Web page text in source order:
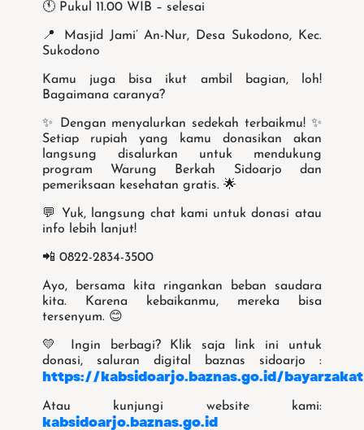
🕚 Pukul 11.00 WIB – selesai
📍 Masjid Jami’ An-Nur, Desa Sukodono, Kec.
Sukodono
Kamu juga bisa ikut ambil bagian, loh!
Bagaimana caranya?
✨ Dengan menyalurkan sedekah terbaikmu! ✨
Setiap rupiah yang kamu donasikan akan
langsung disalurkan untuk mendukung
program Warung Berkah Sidoarjo dan
pemeriksaan kesehatan gratis. 🌟
💬 Yuk, langsung chat kami untuk donasi atau
info lebih lanjut!
📲 0822-2834-3500
Ayo, bersama kita ringankan beban saudara
kita. Karena kebaikanmu, mereka bisa
tersenyum. 😊
💛 Ingin berbagi? Klik saja link ini untuk
donasi, saluran digital baznas sidoarjo :
https://kabsidoarjo.baznas.go.id/bayarzakat
Atau kunjungi website kami:
kabsidoarjo.baznas.go.id